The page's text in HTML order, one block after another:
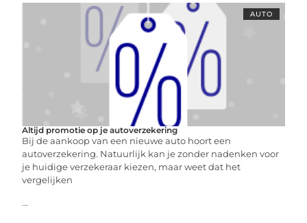
AUTO
Altijd promotie op je autoverzekering
Bij de aankoop van een nieuwe auto hoort een
autoverzekering. Natuurlijk kan je zonder nadenken voor
je huidige verzekeraar kiezen, maar weet dat het
vergelijken
...